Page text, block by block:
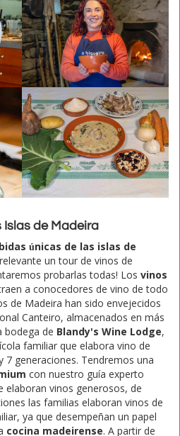
Islas de Madeira
únicas de las islas de
un tour de vinos de
probarlas todas! Los vinos
a conocedores de vino de todo
de Madeira han sido envejecidos
Canteiro, almacenados en más
bodega de Blandy's Wine Lodge,
familiar que elabora vino de
7 generaciones. Tendremos una
con nuestro guía experto
elaboran vinos generosos, de
las familias elaboran vinos de
ya que desempeñan un papel
cocina madeirense. A partir de